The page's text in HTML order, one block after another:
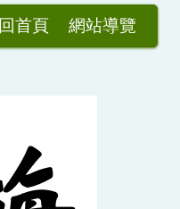
回首頁 網站導覽